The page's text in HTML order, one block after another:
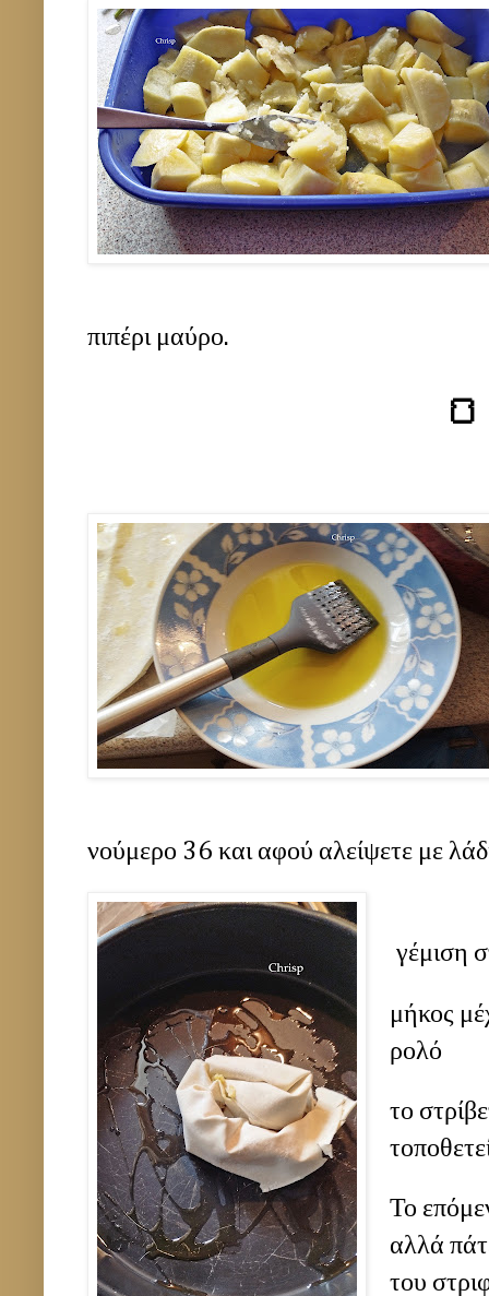
πιπέρι μαύρο.
🍞
νούμερο 36 και αφού αλείψετε με
γέμιση
μήκος
ρολό
το
Το
αλλά
του